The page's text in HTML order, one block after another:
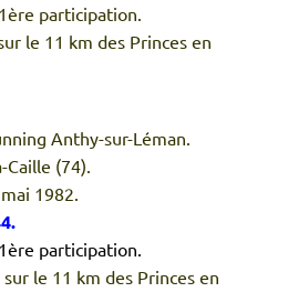
1ère participation.
le 11 km des Princes en
Anthy-sur-Léman.
(74).
1982.
participation.
le 11 km des Princes en